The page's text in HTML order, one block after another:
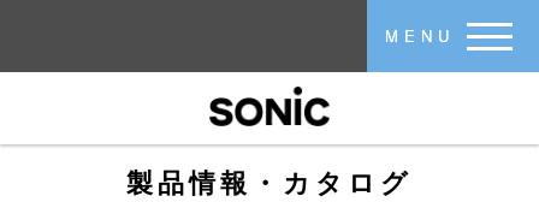
MENU
製品情報・カタログ